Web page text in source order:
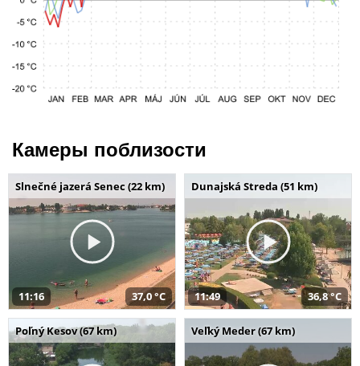
Камеры поблизости
Slnečné jazerá Senec (22 km)
11:16 37,0 °C
Dunajská Streda (51 km)
11:49 36,8 °C
Poľný Kesov (67 km) Veľký Meder (67 km)